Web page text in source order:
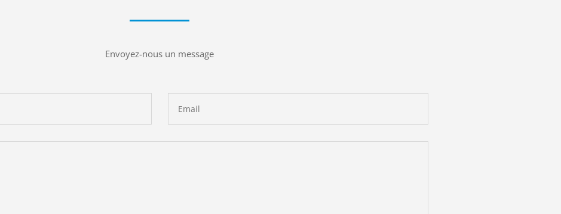
Envoyez-nous un message